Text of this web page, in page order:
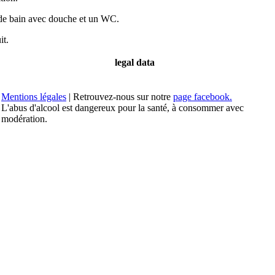
bain avec douche et un WC.
legal data
Mentions légales | Retrouvez-nous sur notre page facebook.
L'abus d'alcool est dangereux pour la santé, à consommer avec
modération.